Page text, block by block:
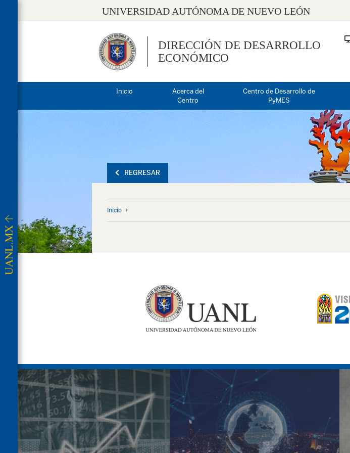
UNIVERSIDAD AUTÓNOMA DE NUEVO LEÓN
DIRECCIÓN DE DESARROLLO
ECONÓMICO
Inicio
Acerca del
Centro
Centro de Desarrollo de
PyMES
REGRESAR
Inicio